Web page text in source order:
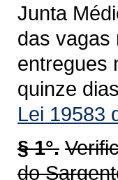
Junta
das vagas
entregues
quinze
Lei 19583
§ 1°.
do